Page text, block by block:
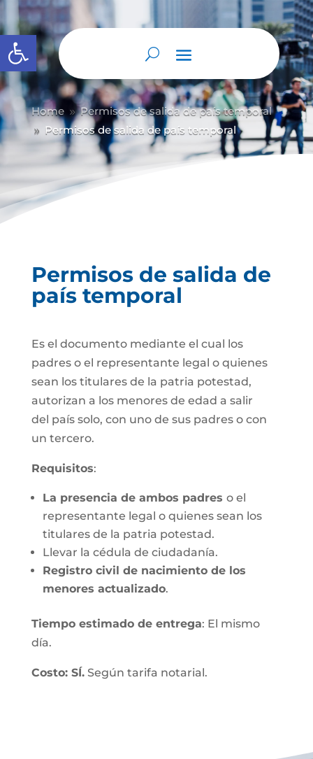
Abrir barra de herramientas
Home 9 Permisos de salida de país temporal
9 Permisos de salida de país temporal
Permisos de salida de
país temporal
Es el documento mediante el cual los
padres o el representante legal o quienes
sean los titulares de la patria potestad,
autorizan a los menores de edad a salir
del país solo, con uno de sus padres o con
un tercero.
Requisitos:
La presencia de ambos padres o el
representante legal o quienes sean los
titulares de la patria potestad.
Llevar la cédula de ciudadanía.
Registro civil de nacimiento de los
menores actualizado.
Tiempo estimado de entrega: El mismo
día.
Costo: SÍ.Según tarifa notarial.